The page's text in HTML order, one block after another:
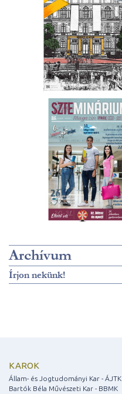
Archívum
Írjon nekünk!
KAROK
Állam- és Jogtudományi Kar - ÁJTK
Bartók Béla Művészeti Kar - BBMK